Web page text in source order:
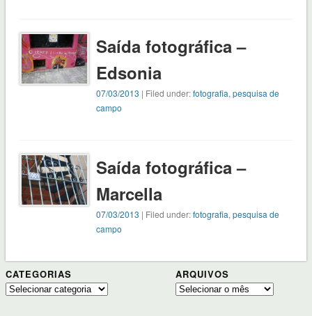
Saída fotográfica –
Edsonia
07/03/2013 | Filed under:fotografia,pesquisa de
campo
Saída fotográfica –
Marcella
07/03/2013 | Filed under:fotografia,pesquisa de
campo
CATEGORIAS
Categorias
ARQUIVOS
Arquivos